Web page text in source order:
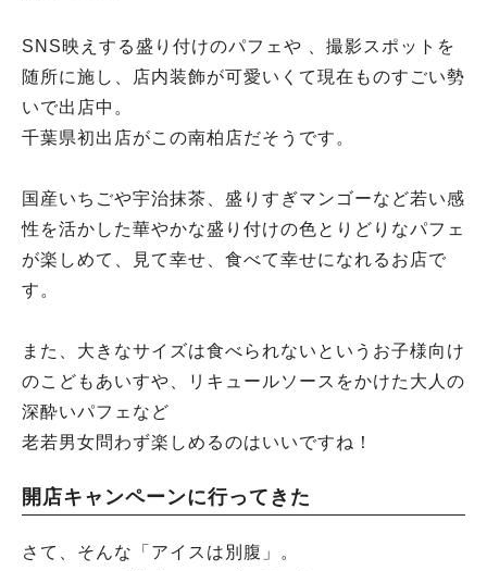
SNS映えする盛り付けのパフェや 、撮影スポットを
随所に施し、店内装飾が可愛いくて現在ものすごい勢
いで出店中。
千葉県初出店がこの南柏店だそうです。
国産いちごや宇治抹茶、盛りすぎマンゴーなど若い感
性を活かした華やかな盛り付けの色とりどりなパフェ
が楽しめて、見て幸せ、食べて幸せになれるお店で
す。
また、大きなサイズは食べられないというお子様向け
のこどもあいすや、リキュールソースをかけた大人の
深酔いパフェなど
老若男女問わず楽しめるのはいいですね！
開店キャンペーンに行ってきた
さて、そんな「アイスは別腹」。